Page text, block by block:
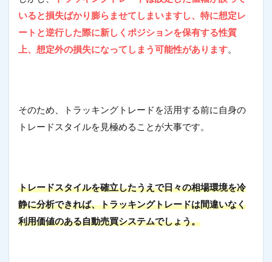
いると損失ばかり膨らませてしまいますし、特に想定レ
ートと逆行した際に新しくポジションを保有する性質
上、想定外の損失になってしまう可能性があります。
そのため、トラッキングトレードを活用する前に自身の
トレードスタイルを見極めることが大事です。
トレードスタイルを確立したうえで日々の相場環境を冷
静に分析できれば、トラッキングトレードは間違いなく
利用価値のある自動売買システムでしょう。